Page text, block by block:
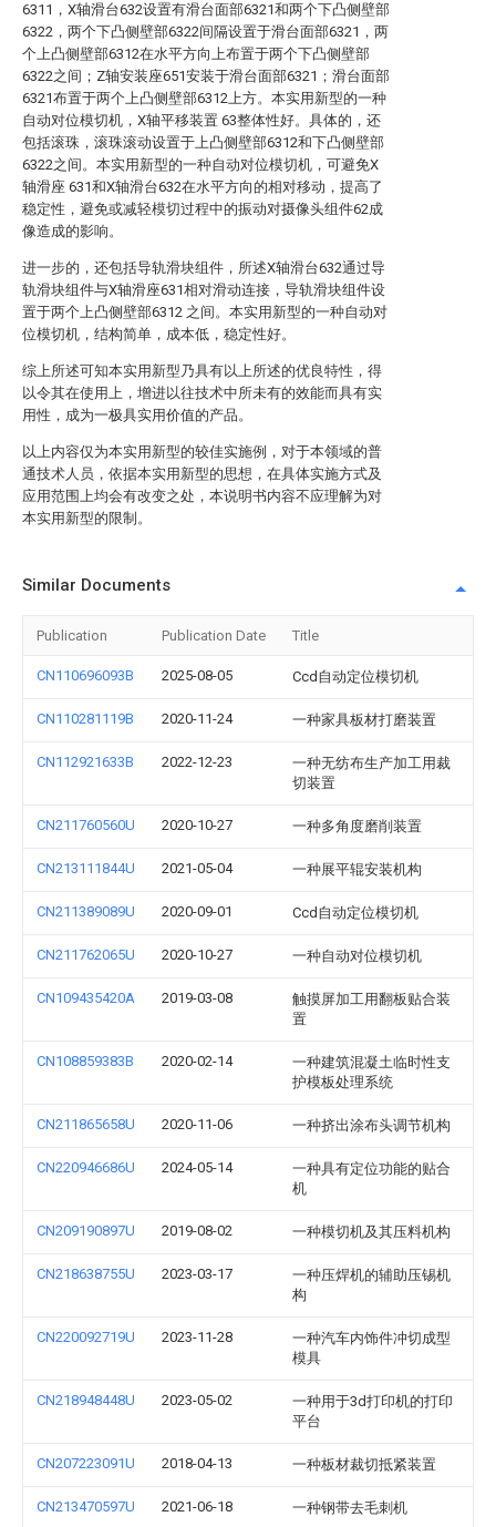
6311，X轴滑台632设置有滑台面部6321和两个下凸侧壁部
6322，两个下凸侧壁部6322间隔设置于滑台面部6321，两
个上凸侧壁部6312在水平方向上布置于两个下凸侧壁部
6322之间；Z轴安装座651安装于滑台面部6321；滑台面部
6321布置于两个上凸侧壁部6312上方。本实用新型的一种
自动对位模切机，X轴平移装置 63整体性好。具体的，还
包括滚珠，滚珠滚动设置于上凸侧壁部6312和下凸侧壁部
6322之间。本实用新型的一种自动对位模切机，可避免X
轴滑座 631和X轴滑台632在水平方向的相对移动，提高了
稳定性，避免或减轻模切过程中的振动对摄像头组件62成
像造成的影响。
进一步的，还包括导轨滑块组件，所述X轴滑台632通过导
轨滑块组件与X轴滑座631相对滑动连接，导轨滑块组件设
置于两个上凸侧壁部6312 之间。本实用新型的一种自动对
位模切机，结构简单，成本低，稳定性好。
综上所述可知本实用新型乃具有以上所述的优良特性，得
以令其在使用上，增进以往技术中所未有的效能而具有实
用性，成为一极具实用价值的产品。
以上内容仅为本实用新型的较佳实施例，对于本领域的普
通技术人员，依据本实用新型的思想，在具体实施方式及
应用范围上均会有改变之处，本说明书内容不应理解为对
本实用新型的限制。
Similar Documents
Publication Publication Date Title
CN110696093B 2025-08-05 Ccd自动定位模切机
CN110281119B 2020-11-24 一种家具板材打磨装置
CN112921633B 2022-12-23
一种无纺布生产加工用裁
切装置
CN211760560U 2020-10-27 一种多角度磨削装置
CN213111844U 2021-05-04 一种展平辊安装机构
CN211389089U 2020-09-01 Ccd自动定位模切机
CN211762065U 2020-10-27 一种自动对位模切机
CN109435420A 2019-03-08
触摸屏加工用翻板贴合装
置
CN108859383B 2020-02-14
一种建筑混凝土临时性支
护模板处理系统
CN211865658U 2020-11-06 一种挤出涂布头调节机构
CN220946686U 2024-05-14
一种具有定位功能的贴合
机
CN209190897U 2019-08-02 一种模切机及其压料机构
CN218638755U 2023-03-17
一种压焊机的辅助压锡机
构
CN220092719U 2023-11-28
一种汽车内饰件冲切成型
模具
CN218948448U 2023-05-02
一种用于3d打印机的打印
平台
CN207223091U 2018-04-13 一种板材裁切抵紧装置
CN213470597U 2021-06-18 一种钢带去毛刺机